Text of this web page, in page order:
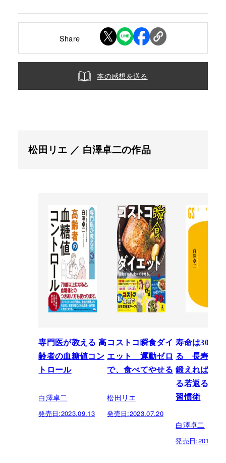
Share
本の感想を送る
松田リエ ／ 白澤卓二の作品
専門医が教える 高
齢者の血糖値コン
トロール
白澤卓二
発売日:2023.09.13
コストコ瞬食ダイ
エット 運動ゼロ
で、食べてやせる
松田リエ
発売日:2023.07.20
寿命は30年
る 長寿遺伝
鍛えれば、
る若返るシ
習慣術
白澤卓二
発売日: